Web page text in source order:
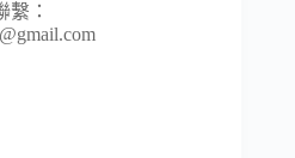
繫：